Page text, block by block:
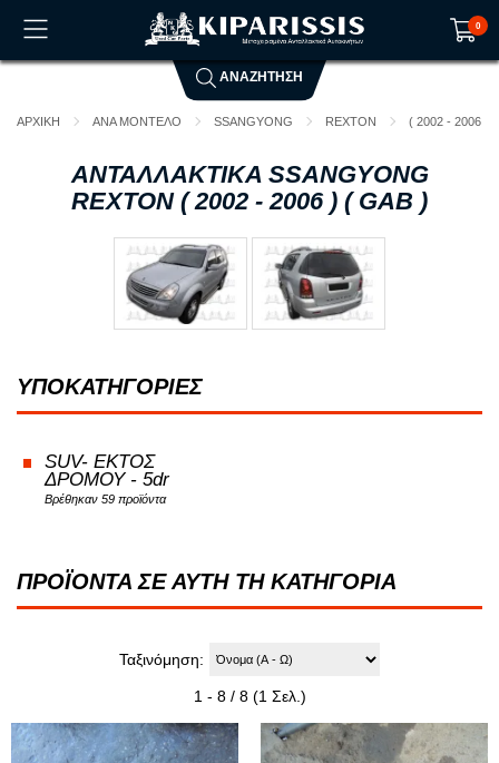
0
Το καλάθι αγορών είναι άδειο!
ΑΝΑΖΗΤΗΣΗ
ΑΡΧΙΚΗ ΑΝΑ ΜΟΝΤΕΛΟ SSANGYONG REXTON ( 2002 - 2006 )
ΑΝΤΑΛΛΑΚΤΙΚΑ SSANGYONG
REXTON ( 2002 - 2006 ) ( GAB )
ΥΠΟΚΑΤΗΓΟΡΙΕΣ
SUV- ΕΚΤΟΣ
ΔΡΟΜΟΥ - 5dr
Βρέθηκαν 59 προϊόντα
ΠΡΟΪΟΝΤΑ ΣΕ ΑΥΤΗ ΤΗ ΚΑΤΗΓΟΡΙΑ
Ταξινόμηση:
1 - 8 / 8 (1 Σελ.)